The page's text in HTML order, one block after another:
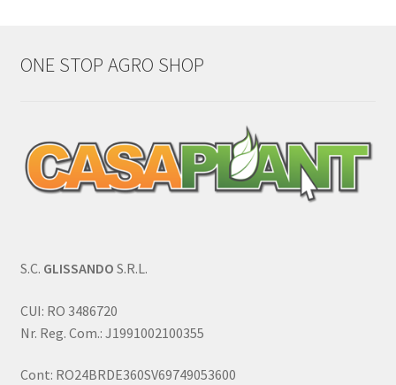
ONE STOP AGRO SHOP
S.C. GLISSANDO S.R.L.
CUI: RO 3486720
Nr. Reg. Com.: J1991002100355
Cont: RO24BRDE360SV69749053600